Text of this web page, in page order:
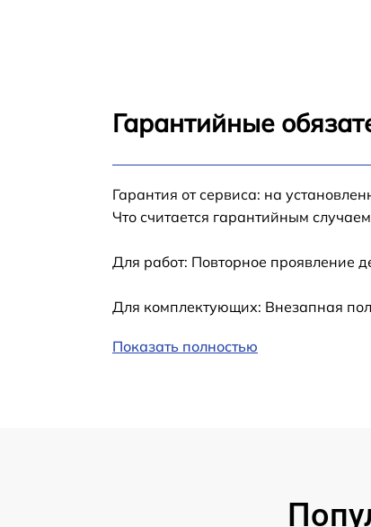
Замена дисплея (экрана) Samsung
Гарантийные
Гарантия от сервиса: на
Что считается гарантийным
Для работ: Повторное проявление
Для комплектующих: Внезапная
Показать полностью